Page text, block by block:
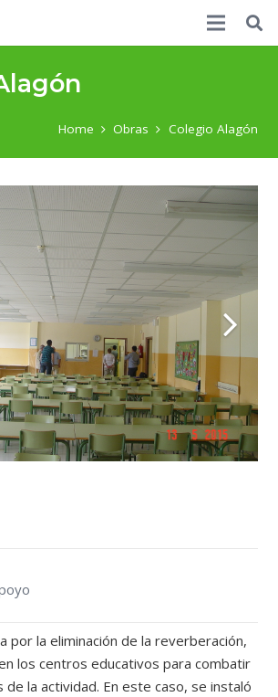
Home Obras Colegio Alagón
por la eliminación de la reverberación,
los centros educativos para combatir
la actividad. En este caso, se instaló